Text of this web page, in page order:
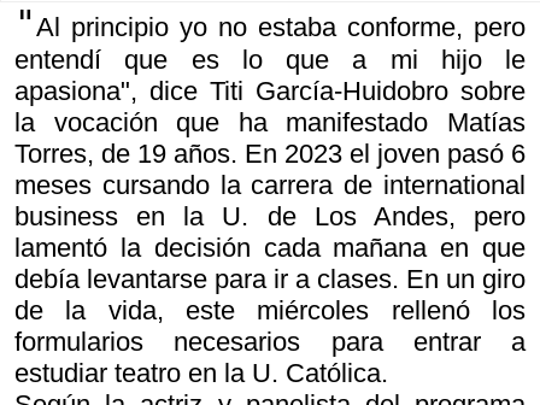
"Al principio yo no estaba conforme, pero
entendí que es lo que a mi hijo le
apasiona", dice Titi García-Huidobro sobre
la vocación que ha manifestado Matías
Torres, de 19 años. En 2023 el joven pasó 6
meses cursando la carrera de international
business en la U. de Los Andes, pero
lamentó la decisión cada mañana en que
debía levantarse para ir a clases. En un giro
de la vida, este miércoles rellenó los
formularios necesarios para entrar a
estudiar teatro en la U. Católica.